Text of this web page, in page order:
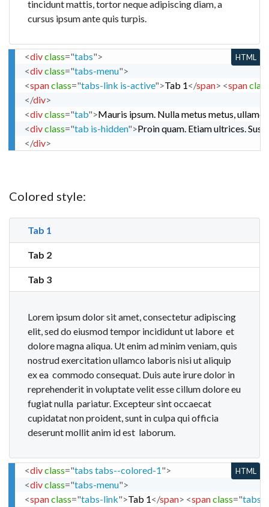
tincidunt mattis, tortor neque adipiscing diam, a
cursus ipsum ante quis turpis.
<divclass="tabs">
<divclass="tabs-menu">
<spanclass="tabs-link is-active">Tab 1</span> <spanclass
</div>
<divclass="tab">Mauris ipsum. Nulla metus metus,
<divclass="tab is-hidden">Proin quam. Etiam ultrices.
</div>
HTML
Colored style:
Tab 1
Tab 2
Tab 3
Lorem ipsum dolor sit amet, consectetur adipiscing
elit, sed do eiusmod tempor incididunt ut labore et
dolore magna aliqua. Ut enim ad minim veniam, quis
nostrud exercitation ullamco laboris nisi ut aliquip
ex ea commodo consequat. Duis aute irure dolor in
reprehenderit in voluptate velit esse cillum dolore eu
fugiat nulla pariatur. Excepteur sint occaecat
cupidatat non proident, sunt in culpa qui officia
deserunt mollit anim id est laborum.
<divclass="tabs tabs--colored-1">
<divclass="tabs-menu">
<spanclass="tabs-link">Tab 1</span> <spanclass="tabs-
HTML